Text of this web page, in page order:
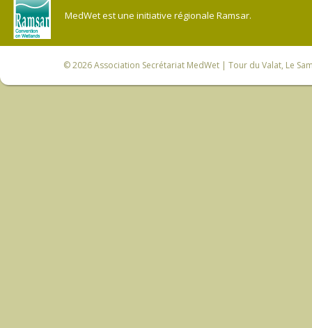
MedWet est une initiative régionale Ramsar.
© 2026Association Secrétariat MedWet | Tour du Valat, Le